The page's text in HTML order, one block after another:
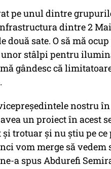
pe unul dintre
dintre 2
sate. O să mă
stâlpi pentru
gândesc că
nostru
un proiect în acest
trotuar și nu știu pe ce
vom merge să
a spus Abdurefi